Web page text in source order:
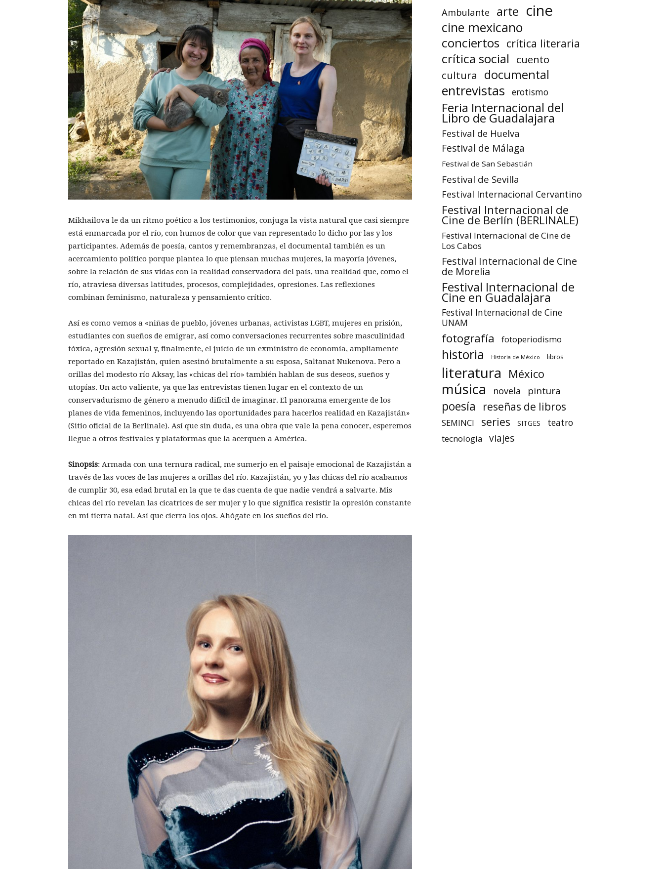
Mikhailova le da un ritmo poético a los testimonios, conjuga la vista natural que casi siempre
está enmarcada por el río, con humos de color que van representado lo dicho por las y los
participantes. Además de poesía, cantos y remembranzas, el documental también es un
acercamiento político porque plantea lo que piensan muchas mujeres, la mayoría jóvenes,
sobre la relación de sus vidas con la realidad conservadora del país, una realidad que, como el
río, atraviesa diversas latitudes, procesos, complejidades, opresiones. Las reflexiones
combinan feminismo, naturaleza y pensamiento crítico.
Así es como vemos a «niñas de pueblo, jóvenes urbanas, activistas LGBT, mujeres en prisión,
estudiantes con sueños de emigrar, así como conversaciones recurrentes sobre masculinidad
tóxica, agresión sexual y, finalmente, el juicio de un exministro de economía, ampliamente
reportado en Kazajistán, quien asesinó brutalmente a su esposa, Saltanat Nukenova. Pero a
orillas del modesto río Aksay, las «chicas del río» también hablan de sus deseos, sueños y
utopías. Un acto valiente, ya que las entrevistas tienen lugar en el contexto de un
conservadurismo de género a menudo difícil de imaginar. El panorama emergente de los
planes de vida femeninos, incluyendo las oportunidades para hacerlos realidad en Kazajistán»
(Sitio oficial de la Berlinale). Así que sin duda, es una obra que vale la pena conocer, esperemos
llegue a otros festivales y plataformas que la acerquen a América.
Sinopsis: Armada con una ternura radical, me sumerjo en el paisaje emocional de Kazajistán a
través de las voces de las mujeres a orillas del río. Kazajistán, yo y las chicas del río acabamos
de cumplir 30, esa edad brutal en la que te das cuenta de que nadie vendrá a salvarte. Mis
chicas del río revelan las cicatrices de ser mujer y lo que significa resistir la opresión constante
en mi tierra natal. Así que cierra los ojos. Ahógate en los sueños del río.
Ambulante arte cine
cine mexicano
conciertos crítica literaria
crítica social
cuento
cultura
documental
entrevistas erotismo
Feria Internacional del
Libro de Guadalajara
Festival de Huelva
Festival de Málaga
Festival de San Sebastián
Festival de Sevilla
Festival Internacional Cervantino
Festival Internacional de
Cine de Berlín (BERLINALE)
Festival Internacional de Cine de
Los Cabos
Festival Internacional de Cine
de Morelia
Festival Internacional de
Cine en Guadalajara
Festival Internacional de Cine
UNAM
fotografía fotoperiodismo
historia Historia de México libros
literatura México
música novela pintura
poesía reseñas de libros
SEMINCI series SITGES teatro
tecnología viajes